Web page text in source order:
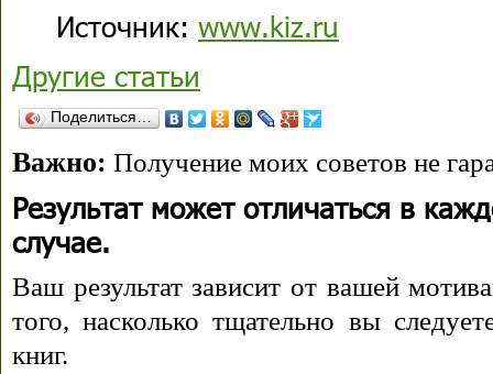
Источник: www.kiz.ru
Другие статьи
Поделиться…
Важно: Получение моих советов не
Результат может отличаться в
случае.
Ваш результат зависит от вашей
того, насколько тщательно вы
книг.